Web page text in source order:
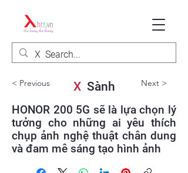
< Previous XSành Next >
HONOR 200 5G sẽ là lựa chọn lý
tưởng cho những ai yêu thích
chụp ảnh nghệ thuật chân dung
và đam mê sáng tạo hình ảnh